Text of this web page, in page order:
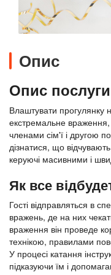
Опис
Опис
Влаштувати прогулянку
екстремальне
членами сім'ї і другою
дізнатися, що
керуючі масивними і
Як все
Гості відправляться в
вражень, де на них
враження він проведе
технікою, правилами
У процесі катання
підказуючи їм і